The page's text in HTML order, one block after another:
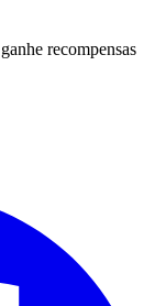
recompensas